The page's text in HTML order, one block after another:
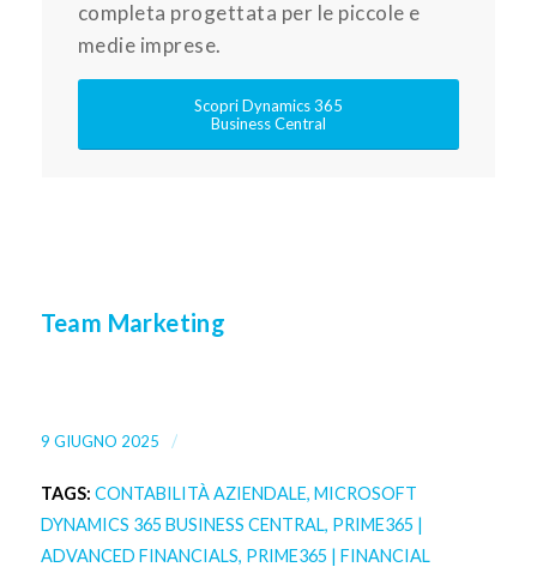
completa progettata per le piccole e
medie imprese.
Scopri Dynamics 365
Business Central
Team Marketing
9 GIUGNO 2025 /
TAGS: CONTABILITÀ AZIENDALE, MICROSOFT
DYNAMICS 365 BUSINESS CENTRAL, PRIME365 |
ADVANCED FINANCIALS, PRIME365 | FINANCIAL